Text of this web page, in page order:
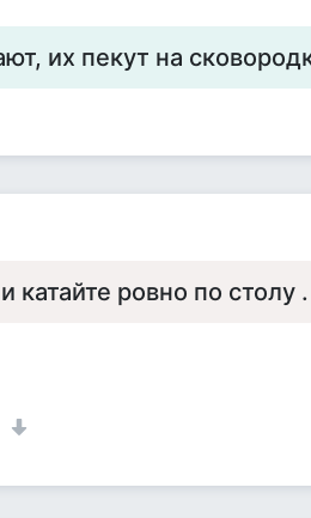
их пекут на
катайте ровно по столу .